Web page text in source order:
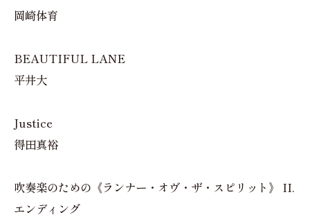
岡崎体育
BEAUTIFUL LANE
平井大
Justice
得田真裕
吹奏楽のための《ランナー・オヴ・ザ・スピリット》 II.
エンディング